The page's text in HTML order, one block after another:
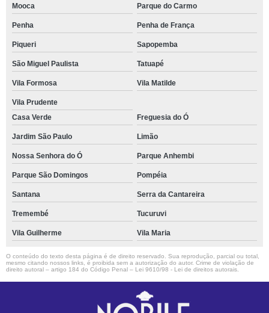
Mooca Parque do Carmo
Penha Penha de França
Piqueri Sapopemba
São Miguel Paulista Tatuapé
Vila Formosa Vila Matilde
Vila Prudente
Casa Verde
Freguesia do Ó
Jardim São Paulo Limão
Nossa Senhora do Ó Parque Anhembi
Parque São Domingos Pompéia
Santana Serra da Cantareira
Tremembé Tucuruvi
Vila Guilherme Vila Maria
O conteúdo do texto desta página é de direito reservado. Sua reprodução, parcial ou total,
mesmo citando nossos links, é proibida sem a autorização do autor. Crime de violação de
direito autoral – artigo 184 do Código Penal – Lei 9610/98 - Lei de direitos autorais